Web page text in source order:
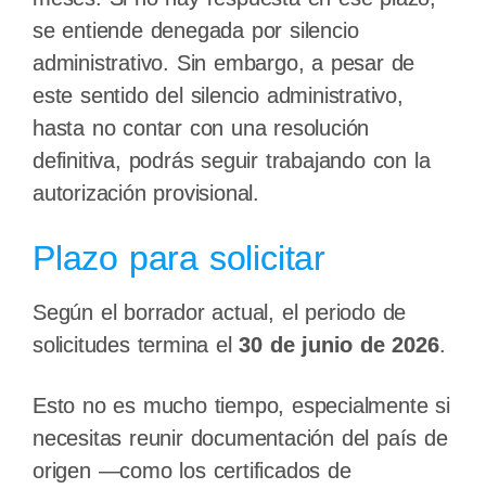
se entiende denegada por silencio
administrativo. Sin embargo, a pesar de
este sentido del silencio administrativo,
hasta no contar con una resolución
definitiva, podrás seguir trabajando con la
autorización provisional.
Plazo para solicitar
Según el borrador actual, el periodo de
solicitudes termina el30 de junio de 2026.
Esto no es mucho tiempo, especialmente si
necesitas reunir documentación del país de
origen —como los certificados de